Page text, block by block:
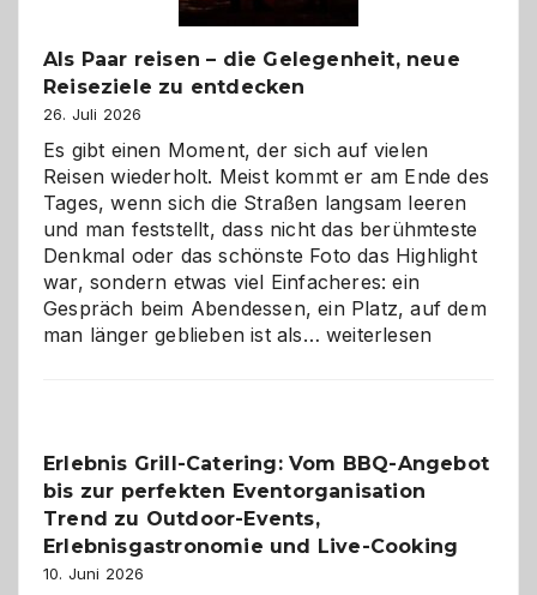
Als Paar reisen – die Gelegenheit, neue
Reiseziele zu entdecken
26. Juli 2026
Es gibt einen Moment, der sich auf vielen
Reisen wiederholt. Meist kommt er am Ende des
Tages, wenn sich die Straßen langsam leeren
und man feststellt, dass nicht das berühmteste
Denkmal oder das schönste Foto das Highlight
war, sondern etwas viel Einfacheres: ein
Gespräch beim Abendessen, ein Platz, auf dem
man länger geblieben ist als… Als
Gelegenheit,
neue
zu
weiterlesen
Erlebnis Grill-Catering: Vom BBQ-Angebot
bis zur perfekten Eventorganisation
Trend zu Outdoor-Events,
Erlebnisgastronomie und Live-Cooking
10. Juni 2026